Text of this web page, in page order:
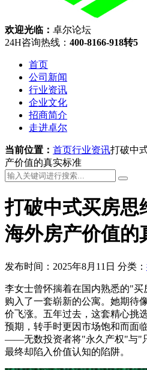
欢迎光临： 卓尔论坛
24H咨询热线： 400-8166-918转5
首页
公司新闻
行业资讯
企业文化
招商简介
走进卓尔
当前位置： 首页行业资讯打破中
产价值的真实标准
打破中式买房思
海外房产价值的
发布时间：2025年8月11日 分类：
李女士曾怀揣着在国内熟悉的"
购入了一套崭新的公寓。她期待
价飞涨。五年过去，这套精心挑
预期，转手时更因市场饱和而面
——无数投资者将"永久产权"与"
最终却陷入价值认知的陷阱。